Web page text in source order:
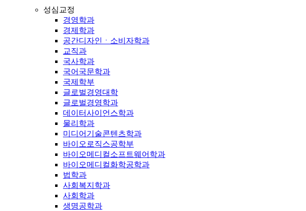
성심교정
경영학과
경제학과
공간디자인ㆍ소비자학과
교직과
국사학과
국어국문학과
국제학부
글로벌경영대학
글로벌경영학과
데이터사이언스학과
물리학과
미디어기술콘텐츠학과
바이오로직스공학부
바이오메디컬소프트웨어학과
바이오메디컬화학공학과
법학과
사회복지학과
사회학과
생명공학과